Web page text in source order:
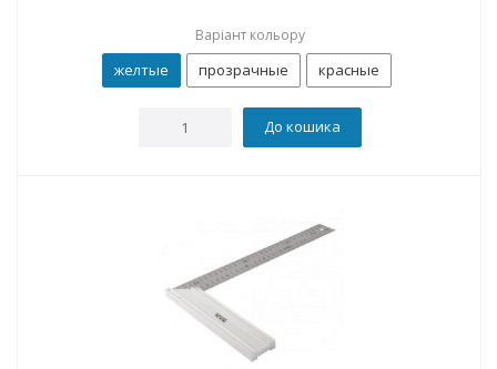
Варіант кольору
желтые прозрачные красные
До кошика